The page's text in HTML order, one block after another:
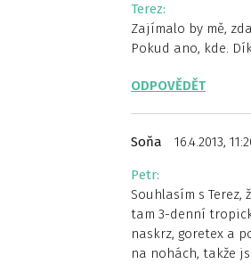
Terez:
Zajímalo by mě,
Pokud ano, kde.
ODPOVĚDĚT
Soňa 16.4.2013,
Petr:
Souhlasím s
tam 3-denní
naskrz, goretex a
na nohách, takže